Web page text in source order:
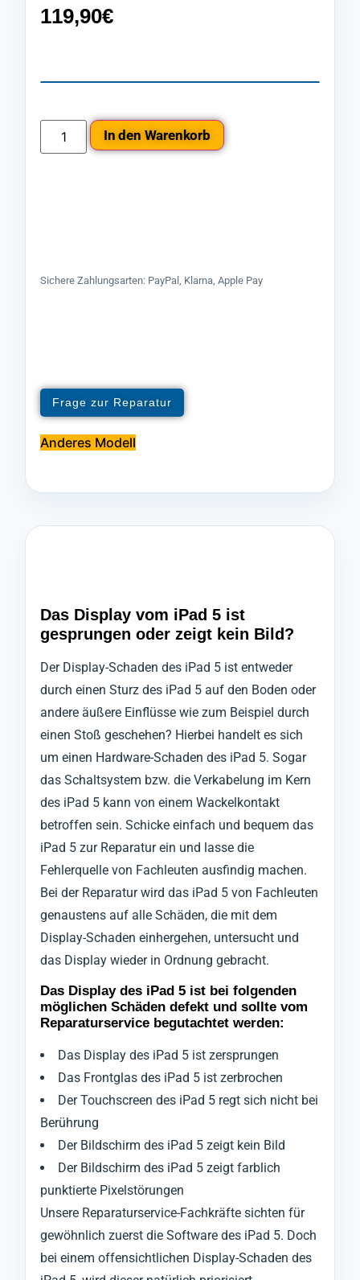
119,90€
In den Warenkorb
Sichere Zahlungsarten: PayPal, Klarna, Apple Pay
Frage zur Reparatur
Anderes Modell
Das Display vom iPad 5 ist
gesprungen oder zeigt kein Bild?
Der Display-Schaden des iPad 5 ist entweder
durch einen Sturz des iPad 5 auf den Boden oder
andere äußere Einflüsse wie zum Beispiel durch
einen Stoß geschehen? Hierbei handelt es sich
um einen Hardware-Schaden des iPad 5. Sogar
das Schaltsystem bzw. die Verkabelung im Kern
des iPad 5 kann von einem Wackelkontakt
betroffen sein. Schicke einfach und bequem das
iPad 5 zur Reparatur ein und lasse die
Fehlerquelle von Fachleuten ausfindig machen.
Bei der Reparatur wird das iPad 5 von Fachleuten
genaustens auf alle Schäden, die mit dem
Display-Schaden einhergehen, untersucht und
das Display wieder in Ordnung gebracht.
Das Display des iPad 5 ist bei folgenden
möglichen Schäden defekt und sollte vom
Reparaturservice begutachtet werden:
Das Display des iPad 5 ist zersprungen
Das Frontglas des iPad 5 ist zerbrochen
Der Touchscreen des iPad 5 regt sich nicht bei
Berührung
Der Bildschirm des iPad 5 zeigt kein Bild
Der Bildschirm des iPad 5 zeigt farblich
punktierte Pixelstörungen
Unsere Reparaturservice-Fachkräfte sichten für
gewöhnlich zuerst die Software des iPad 5. Doch
bei einem offensichtlichen Display-Schaden des